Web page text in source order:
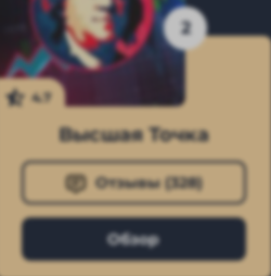
2
4.7
Высшая Точка
Отзывы (328)
Обзор